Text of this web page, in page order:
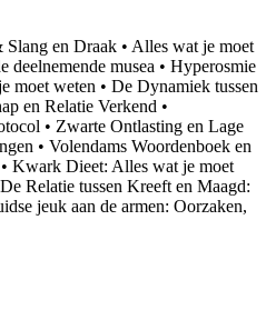
Slang en Draak • Alles wat je moet
deelnemende musea • Hyperosmie
moet weten • De Dynamiek tussen
en Relatie Verkend •
• Zwarte Ontlasting en Lage
• Volendams Woordenboek en
• Kwark Dieet: Alles wat je moet
De Relatie tussen Kreeft en Maagd:
jeuk aan de armen: Oorzaken,